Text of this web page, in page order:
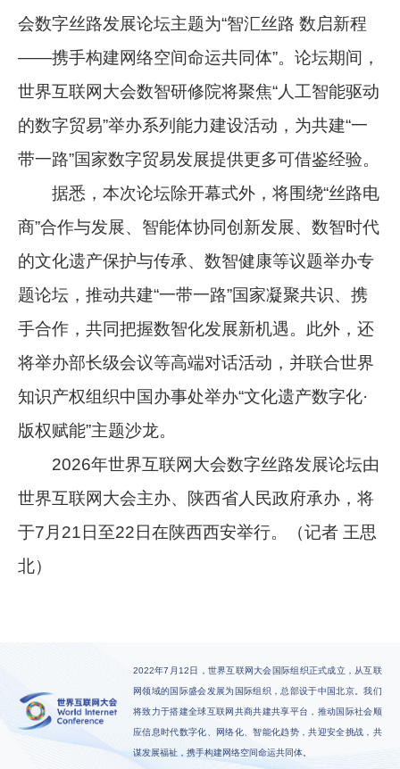
会数字丝路发展论坛主题为“智汇丝路 数启新程
——携手构建网络空间命运共同体”。论坛期间，
世界互联网大会数智研修院将聚焦“人工智能驱动
的数字贸易”举办系列能力建设活动，为共建“一
带一路”国家数字贸易发展提供更多可借鉴经验。
据悉，本次论坛除开幕式外，将围绕“丝路电
商”合作与发展、智能体协同创新发展、数智时代
的文化遗产保护与传承、数智健康等议题举办专
题论坛，推动共建“一带一路”国家凝聚共识、携
手合作，共同把握数智化发展新机遇。此外，还
将举办部长级会议等高端对话活动，并联合世界
知识产权组织中国办事处举办“文化遗产数字化·
版权赋能”主题沙龙。
2026年世界互联网大会数字丝路发展论坛由
世界互联网大会主办、陕西省人民政府承办，将
于7月21日至22日在陕西西安举行。（记者 王思
北）
2022年7月12日，世界互联网大会国际组织正式成立，从互联
网领域的国际盛会发展为国际组织，总部设于中国北京。我们
将致力于搭建全球互联网共商共建共享平台，推动国际社会顺
应信息时代数字化、网络化、智能化趋势，共迎安全挑战，共
谋发展福祉，携手构建网络空间命运共同体。